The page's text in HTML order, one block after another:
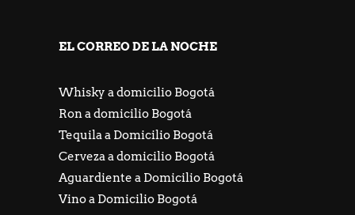
EL CORREO DE LA NOCHE
Whisky a domicilio Bogotá
Ron a domicilio Bogotá
Tequila a Domicilio Bogotá
Cerveza a domicilio Bogotá
Aguardiente a Domicilio Bogotá
Vino a Domicilio Bogotá